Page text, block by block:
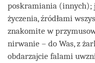
poskramiania (innych);
życzenia, źródłami
znakomite w
nirwanie – do Was, z
obdarzajcie falami